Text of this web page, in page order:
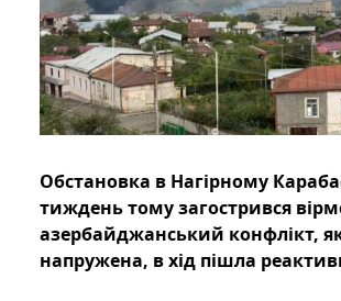
Обстановка в Нагірному
тиждень тому загострився
азербайджанський конфлікт,
напружена, в хід пішла